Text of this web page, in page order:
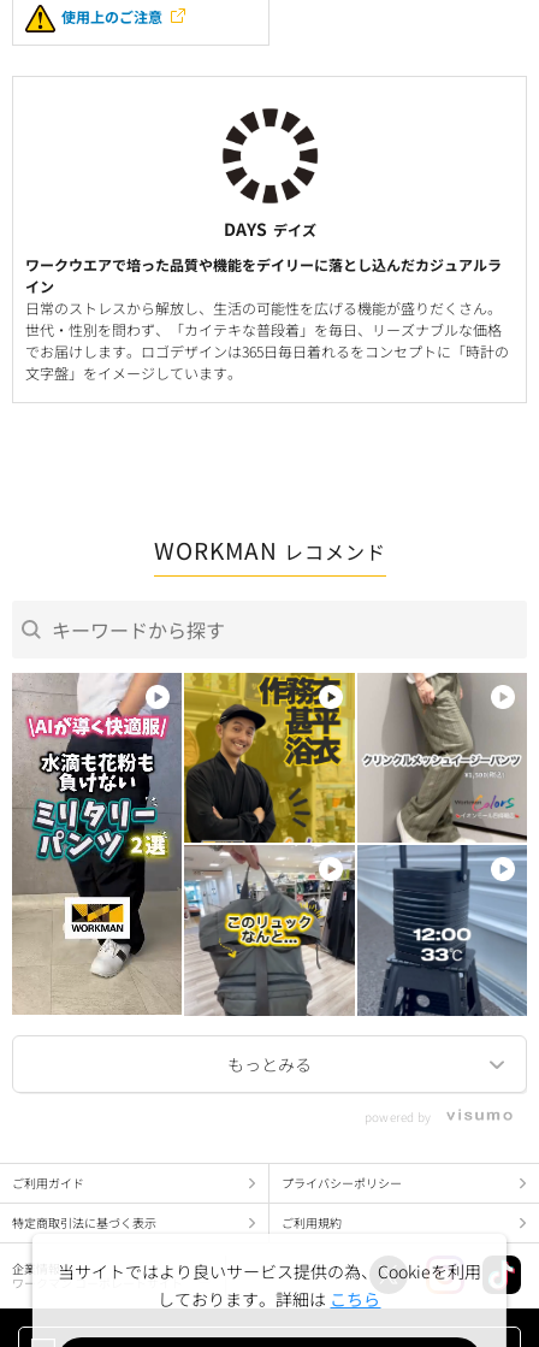
使用上のご注意
DAYS デイズ
ワークウエアで培った品質や機能をデイリーに落とし込んだカジュアルラ
イン
日常のストレスから解放し、生活の可能性を広げる機能が盛りだくさん。
世代・性別を問わず、「カイテキな普段着」を毎日、リーズナブルな価格
でお届けします。ロゴデザインは365日毎日着れるをコンセプトに「時計の
文字盤」をイメージしています。
WORKMAN レコメンド
powered by
ご利用ガイド プライバシーポリシー
特定商取引法に基づく表示 ご利用規約
企業情報
ワークマン コーポレートサイト
当サイトではより良いサービス提供の為、Cookieを利用
しております。詳細は こちら